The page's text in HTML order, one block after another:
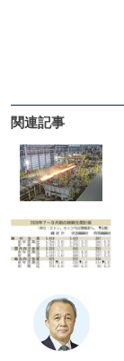
関連記事